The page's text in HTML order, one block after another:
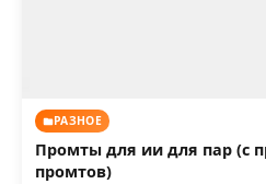
РАЗНОЕ
Промты для ии для пар (с
промтов)